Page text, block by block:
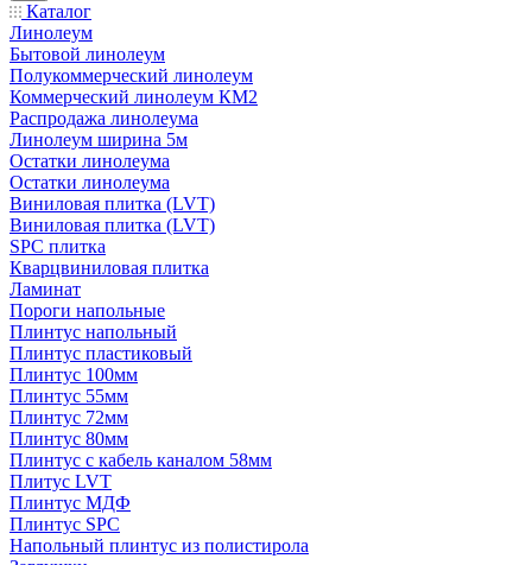
Каталог
Линолеум
Бытовой линолеум
Полукоммерческий линолеум
Коммерческий линолеум КМ2
Распродажа линолеума
Линолеум ширина 5м
Остатки линолеума
Остатки линолеума
Виниловая плитка (LVT)
Виниловая плитка (LVT)
SPC плитка
Кварцвиниловая плитка
Ламинат
Пороги напольные
Плинтус напольный
Плинтус пластиковый
Плинтус 100мм
Плинтус 55мм
Плинтус 72мм
Плинтус 80мм
Плинтус с кабель каналом 58мм
Плитус LVT
Плинтус МДФ
Плинтус SPC
Напольный плинтус из полистирола